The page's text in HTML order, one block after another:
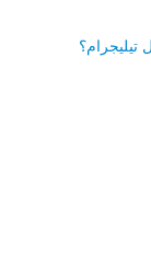
تيليجرام؟